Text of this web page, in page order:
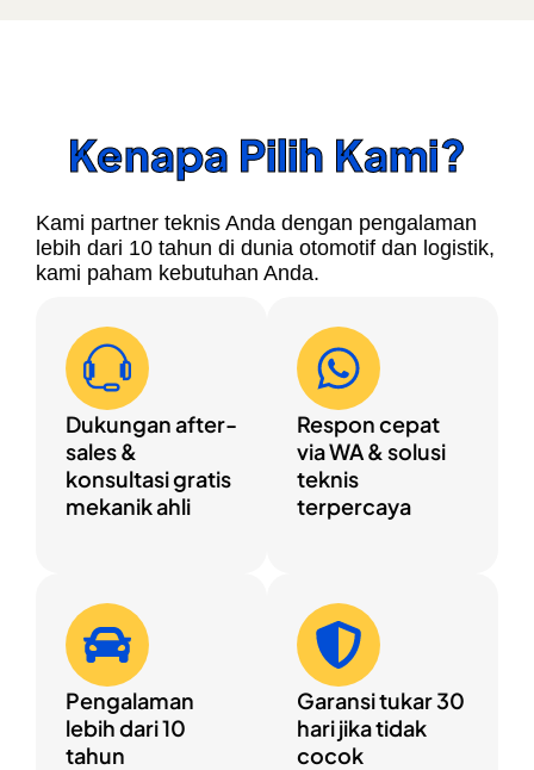
Kenapa Pilih Kami?
Kami partner teknis Anda dengan pengalaman
lebih dari 10 tahun di dunia otomotif dan logistik,
kami paham kebutuhan Anda.
Dukungan after-
sales &
konsultasi gratis
mekanik ahli
Respon cepat
via WA & solusi
teknis
terpercaya
Pengalaman
lebih dari 10
tahun
Garansi tukar 30
hari jika tidak
cocok